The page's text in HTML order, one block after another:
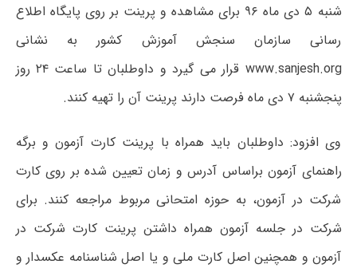
شنبه ۵ دی ماه ۹۶ برای مشاهده و پرینت بر روی پایگاه اطلاع
رسانی سازمان سنجش آموزش کشور به نشانی
www.sanjesh.org قرار می گیرد و داوطلبان تا ساعت ۲۴ روز
پنجشنبه ۷ دی ماه فرصت دارند پرینت آن را تهیه کنند.
وی افزود: داوطلبان باید همراه با پرینت کارت آزمون و برگه
راهنمای آزمون براساس آدرس و زمان تعیین شده بر روی کارت
شرکت در آزمون، به حوزه امتحانی مربوط مراجعه کنند. برای
شرکت در جلسه آزمون همراه داشتن پرینت کارت شرکت در
آزمون و هم­چنین اصل کارت ملی و یا اصل شناسنامه عکسدار و